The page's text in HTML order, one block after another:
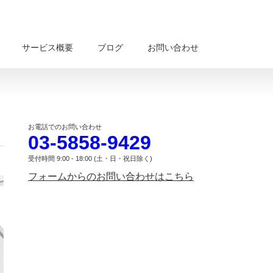
サービス概要 ブログ お問い合わせ
お電話でのお問い合わせ
03-5858-9429
受付時間 9:00 - 18:00 (土・日・祝日除く)
フォームからのお問い合わせはこちら